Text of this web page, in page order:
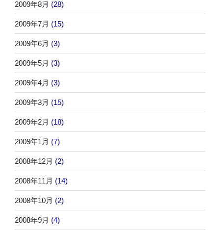
2009年8月 (28)
2009年7月 (15)
2009年6月 (3)
2009年5月 (3)
2009年4月 (3)
2009年3月 (15)
2009年2月 (18)
2009年1月 (7)
2008年12月 (2)
2008年11月 (14)
2008年10月 (2)
2008年9月 (4)